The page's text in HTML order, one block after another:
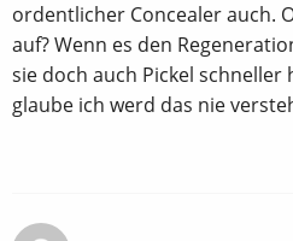
ordentlicher Concealer auch.
auf? Wenn es den
sie doch auch Pickel schneller
glaube ich werd das nie